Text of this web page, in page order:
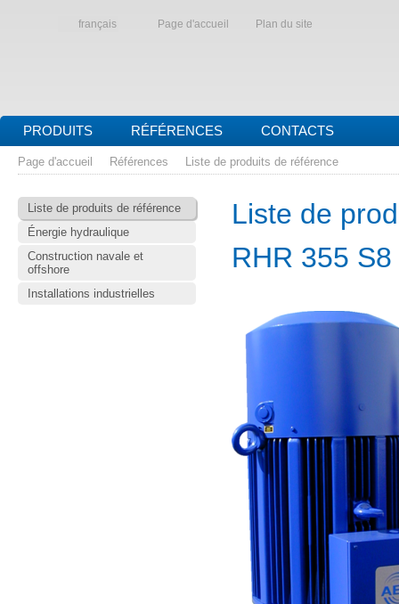
français Page d'accueil Plan du site
PRODUITS RÉFÉRENCES CONTACTS
Page d'accueil Références Liste de produits de référence
Liste de produits de référence
Énergie hydraulique
Construction navale et
offshore
Installations industrielles
Liste de
RHR 355 S8